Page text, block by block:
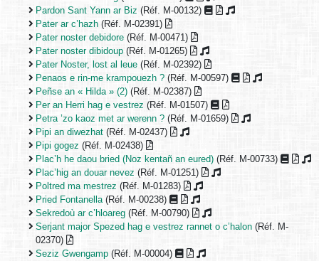
Pardon Sant Yann ar Biz (Réf. M-00132)
Pater ar c’hazh (Réf. M-02391)
Pater noster debidore (Réf. M-00471)
Pater noster dibidoup (Réf. M-01265)
Pater Noster, lost al leue (Réf. M-02392)
Penaos e rin-me krampouezh ? (Réf. M-00597)
Peñse an « Hilda » (2) (Réf. M-02387)
Per an Herri hag e vestrez (Réf. M-01507)
Petra ’zo kaoz met ar werenn ? (Réf. M-01659)
Pipi an diwezhat (Réf. M-02437)
Pipi gogez (Réf. M-02438)
Plac’h he daou bried (Noz kentañ an eured) (Réf. M-00733)
Plac’hig an douar nevez (Réf. M-01251)
Poltred ma mestrez (Réf. M-01283)
Pried Fontanella(Réf. M-00238)
Sekredoù ar c’hloareg (Réf. M-00790)
Serjant major Spezed hag e vestrez rannet o c’halon (Réf. M-
02370)
Seziz Gwengamp (Réf. M-00004)